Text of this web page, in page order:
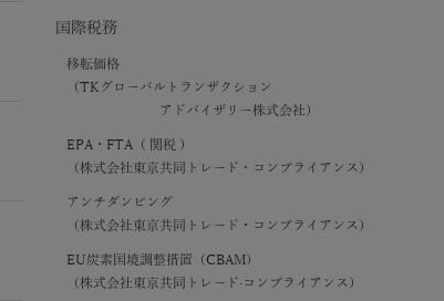
国際税務
移転価格
（TKグローバルトランザクション
アドバイザリー株式会社）
EPA・FTA（ 関税 ）
（株式会社東京共同トレード・コンプライアンス）
アンチダンピング
（株式会社東京共同トレード・コンプライアンス）
EU炭素国境調整措置（CBAM）
（株式会社東京共同トレード·コンプライアンス）